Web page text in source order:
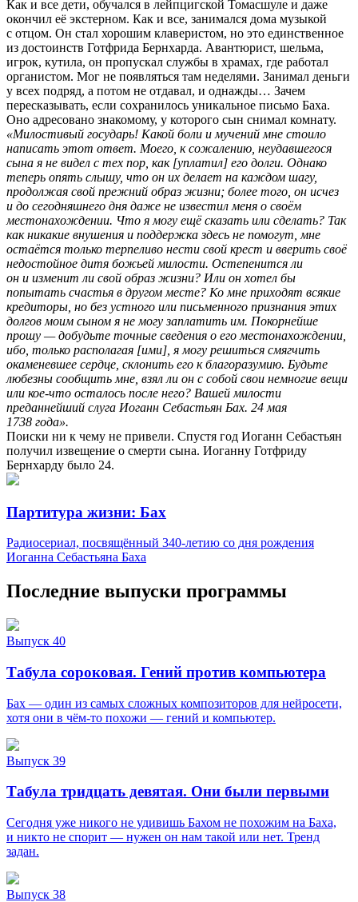
Как и все дети, обучался в лейпцигской Томасшуле и даже
окончил её экстерном. Как и все, занимался дома музыкой
с отцом. Он стал хорошим клаверистом, но это единственное
из достоинств Готфрида Бернхарда. Авантюрист, шельма,
игрок, кутила, он пропускал службы в храмах, где работал
органистом. Мог не появляться там неделями. Занимал деньги
у всех подряд, а потом не отдавал, и однажды… Зачем
пересказывать, если сохранилось уникальное письмо Баха.
Оно адресовано знакомому, у которого сын снимал комнату.
«Милостивый государь! Какой боли и мучений мне стоило
написать этот ответ. Моего, к сожалению, неудавшегося
сына я не видел с тех пор, как [уплатил] его долги. Однако
теперь опять слышу, что он их делает на каждом шагу,
продолжая свой прежний образ жизни; более того, он исчез
и до сегодняшнего дня даже не известил меня о своём
местонахождении. Что я могу ещё сказать или сделать? Так
как никакие внушения и поддержка здесь не помогут, мне
остаётся только терпеливо нести свой крест и вверить своё
недостойное дитя божьей милости. Остепенится ли
он и изменит ли свой образ жизни? Или он хотел бы
попытать счастья в другом месте? Ко мне приходят всякие
кредиторы, но без устного или письменного признания этих
долгов моим сыном я не могу заплатить им. Покорнейше
прошу — добудьте точные сведения о его местонахождении,
ибо, только располагая [ими], я могу решиться смягчить
окаменевшее сердце, склонить его к благоразумию. Будьте
любезны сообщить мне, взял ли он с собой свои немногие вещи
или кое-что осталось после него? Вашей милости
преданнейший слуга Иоганн Себастьян Бах. 24 мая
1738 года».
Поиски ни к чему не привели. Спустя год Иоганн Себастьян
получил извещение о смерти сына. Иоганну Готфриду
Бернхарду было 24.
Партитура жизни: Бах
Радиосериал, посвящённый 340-летию со дня рождения
Иоганна Себастьяна Баха
Последние выпуски программы
Выпуск 40
Табула сороковая. Гений против компьютера
Бах — один из самых сложных композиторов для нейросети,
хотя они в чём-то похожи — гений и компьютер.
Выпуск 39
Табула тридцать девятая. Они были первыми
Сегодня уже никого не удивишь Бахом не похожим на Баха,
и никто не спорит — нужен он нам такой или нет. Тренд
задан.
Выпуск 38